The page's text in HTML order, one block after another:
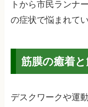
トから市民ランナ
の症状で悩まれてい
筋膜の癒着
デスクワークや運